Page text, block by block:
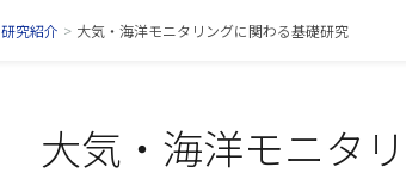
研究紹介 > 大気・海洋モニタリングに関わる基礎研究
大気・海洋モニタ